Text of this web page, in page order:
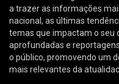
a trazer as informações
nacional, as últimas
temas que impactam o seu
aprofundadas e
o público, promovendo um
mais relevantes da